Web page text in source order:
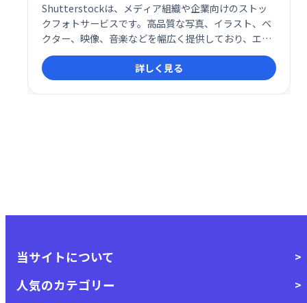
Shutterstockは、メディア組織や企業向けのストッ
クフォトサービスです。高品質な写真、イラスト、ベ
クター、映像、音楽などを幅広く提供しており、エデ
ィトリアルから抽象画、自然、金融など多様なカテゴ
リを網羅しています。マーケティングやクリエイティ
ブ制作に最適な素材を、簡単に探し、利用できます。
詳しく見る
当サイトについて
人気のカテゴリー